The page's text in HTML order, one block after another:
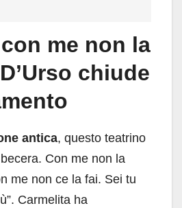
con me non la
chiude
antica, questo teatrino
Con me non la
me non ce la fai. Sei tu
Carmelita ha